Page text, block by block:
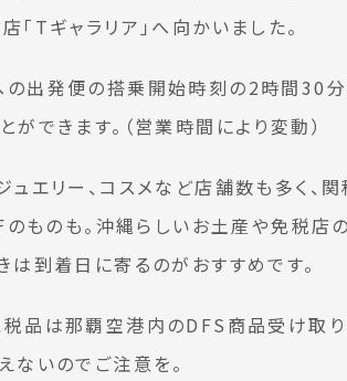
「Tギャラリア」へ向かいました。
出発便の搭乗開始時刻の2時間30
ができます。（営業時間により変動）
ュエリー、コスメなど店舗数も多く、
ものも。沖縄らしいお土産や免税店
は到着日に寄るのがおすすめです。
品は那覇空港内のDFS商品受け取り
ないのでご注意を。